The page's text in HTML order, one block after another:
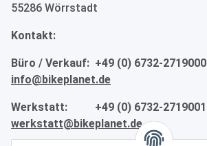
55286 Wörrstadt
Kontakt:
Büro / Verkauf: +49 (0) 6732-2719000
info@bikeplanet.de
Werkstatt: +49 (0) 6732-2719001
werkstatt@bikeplanet.de